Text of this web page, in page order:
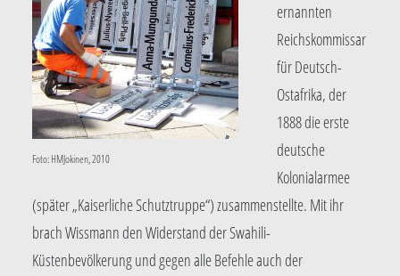
Foto: HMJokinen, 2010
ernannten
Reichskommissar
für Deutsch-
Ostafrika, der
1888 die erste
deutsche
Kolonialarmee
(später „Kaiserliche Schutztruppe“) zusammenstellte. Mit ihr
brach Wissmann den Widerstand der Swahili-
Küstenbevölkerung und gegen alle Befehle auch der